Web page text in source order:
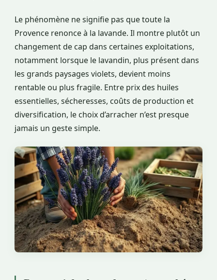
Le phénomène ne signifie pas que toute la
Provence renonce à la lavande. Il montre plutôt un
changement de cap dans certaines exploitations,
notamment lorsque le lavandin, plus présent dans
les grands paysages violets, devient moins
rentable ou plus fragile. Entre prix des huiles
essentielles, sécheresses, coûts de production et
diversification, le choix d’arracher n’est presque
jamais un geste simple.